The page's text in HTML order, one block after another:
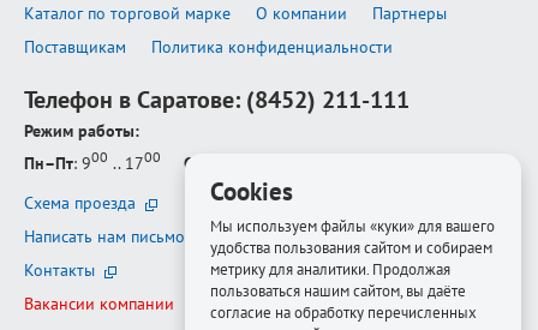
Каталог по торговой марке
О компании
Партнеры
Поставщикам
Политика конфиденциальности
Телефон в Саратове: (8452) 211-111
Режим работы:
Пн–Пт: 900 .. 1700 Сб–Вс
Схема проезда
Написать нам письмо
Контакты
Вакансии компании
Cookies
Мы используем файлы «куки» для вашего
удобства пользования сайтом и собираем
метрику для аналитики. Продолжая
пользоваться нашим сайтом, вы даёте
согласие на обработку перечисленных